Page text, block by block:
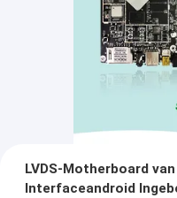
LVDS-Motherboard
Interfaceandroid